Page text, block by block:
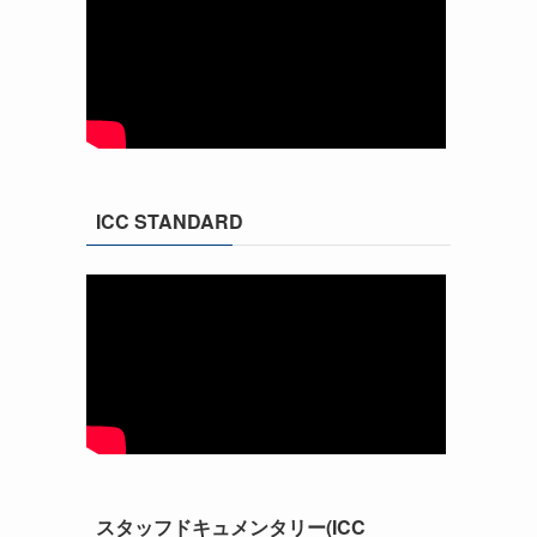
ICC STANDARD
スタッフドキュメンタリー(ICC